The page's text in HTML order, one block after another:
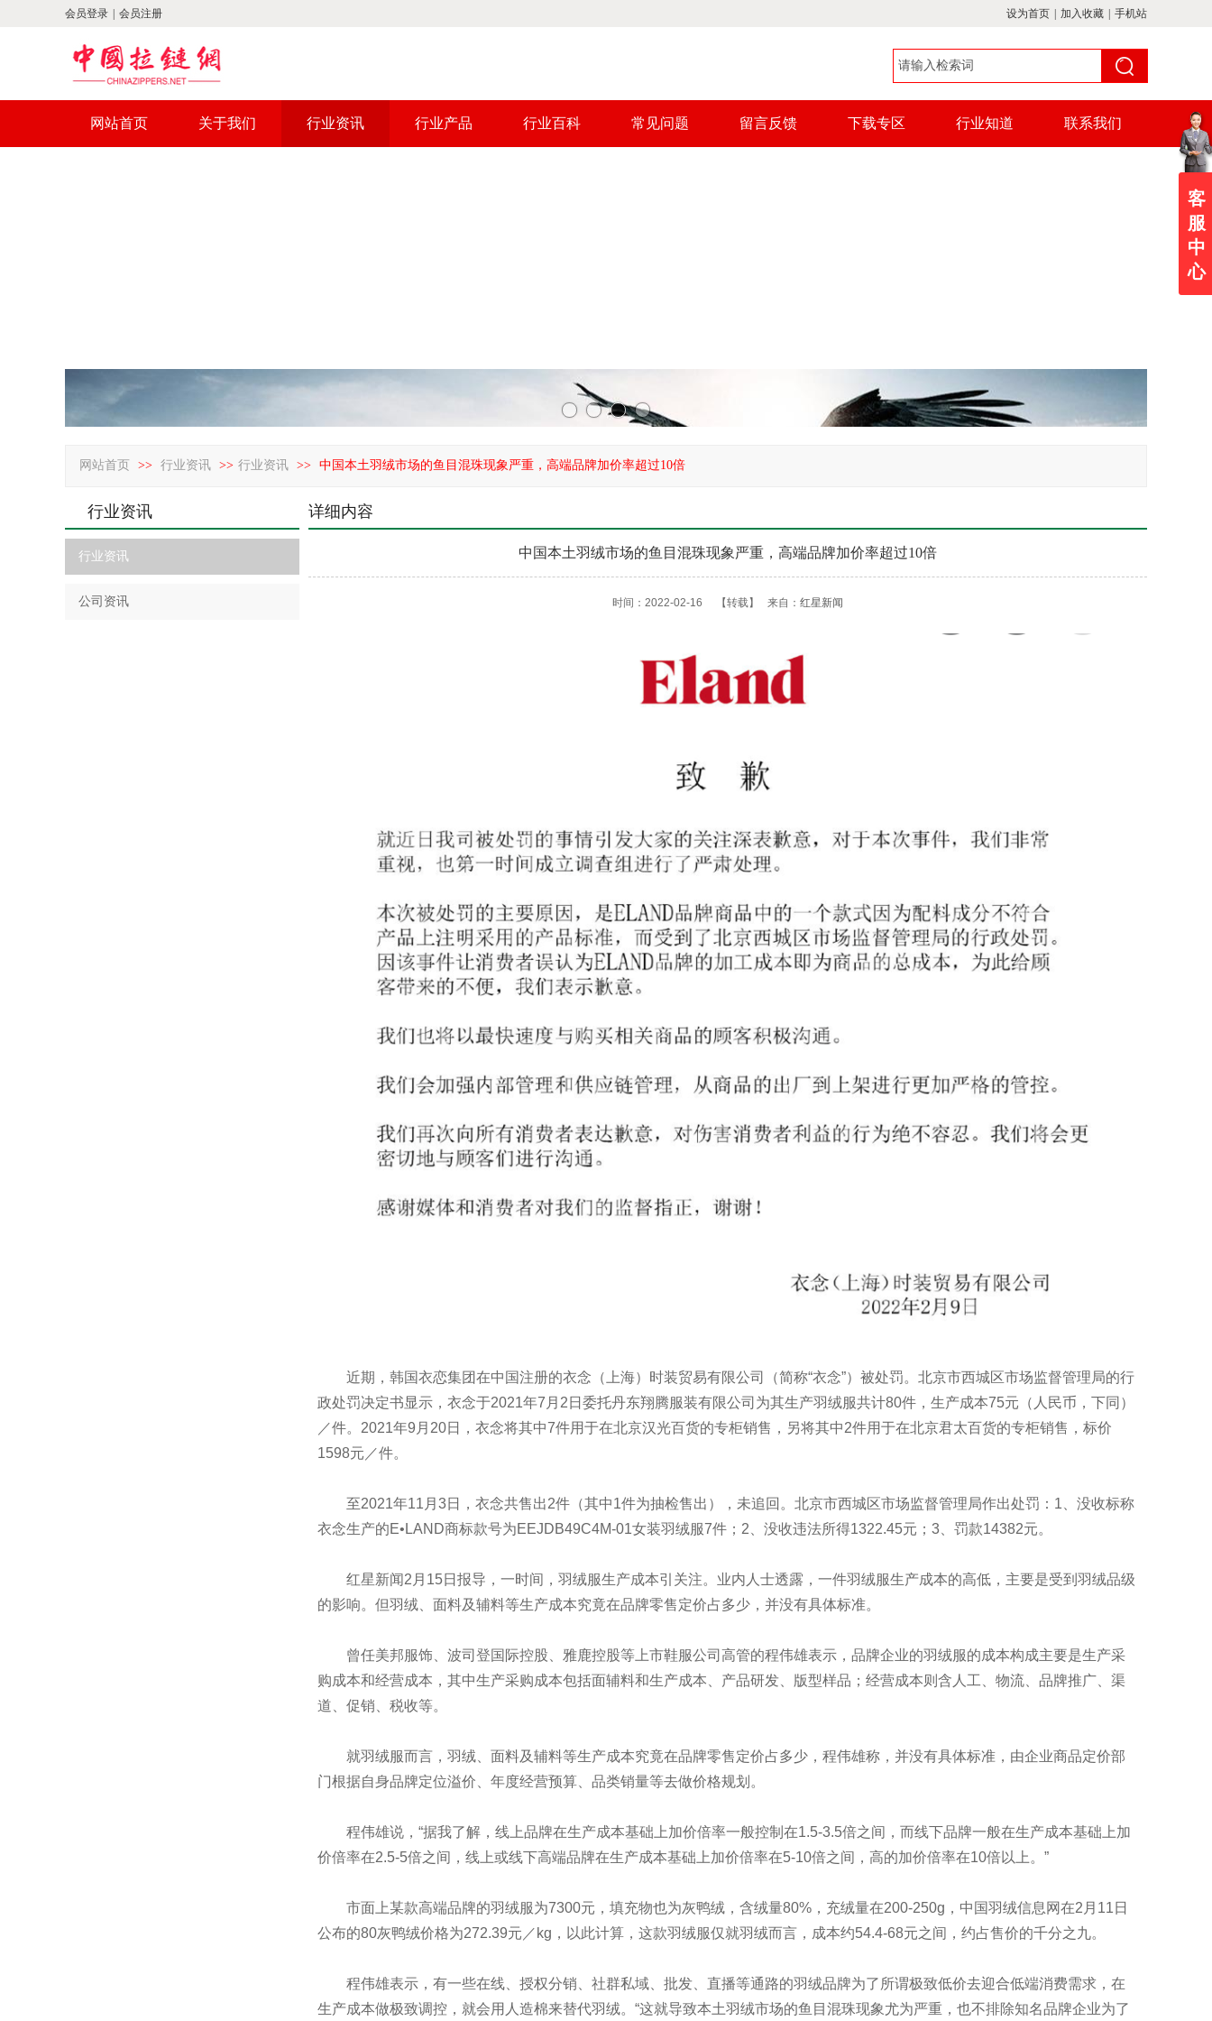
会员登录 会员注册 设为首页 加入收藏 手机站
网站首页 关于我们 行业资讯 行业产品 行业百科 常见问题 留言反馈 下载专区 行业知道 联系我们
网站首页 >> 行业资讯 >> 行业资讯 >> 中国本土羽绒市场的鱼目混珠现象严重，高端品牌加价率超过10倍
行业资讯
行业资讯
公司资讯
详细内容
中国本土羽绒市场的鱼目混珠现象严重，高端品牌加价率超过10倍
时间：2022-02-16 【转载】 来自： 红星新闻
近期，韩国衣恋集团在中国注册的衣念（上海）时装贸易有限公司（简称“衣念”）被处罚。北京市西城区市场监督管理局的行
政处罚决定书显示，衣念于2021年7月2日委托丹东翔腾服装有限公司为其生产羽绒服共计80件，生产成本75元（人民币，下同）
／件。2021年9月20日，衣念将其中7件用于在北京汉光百货的专柜销售，另将其中2件用于在北京君太百货的专柜销售，标价
1598元／件。
至2021年11月3日，衣念共售出2件（其中1件为抽检售出），未追回。北京市西城区市场监督管理局作出处罚：1、没收标称
衣念生产的E•LAND商标款号为EEJDB49C4M-01女装羽绒服7件；2、没收违法所得1322.45元；3、罚款14382元。
红星新闻2月15日报导，一时间，羽绒服生产成本引关注。业内人士透露，一件羽绒服生产成本的高低，主要是受到羽绒品级
的影响。但羽绒、面料及辅料等生产成本究竟在品牌零售定价占多少，并没有具体标准。
曾任美邦服饰、波司登国际控股、雅鹿控股等上市鞋服公司高管的程伟雄表示，品牌企业的羽绒服的成本构成主要是生产采
购成本和经营成本，其中生产采购成本包括面辅料和生产成本、产品研发、版型样品；经营成本则含人工、物流、品牌推广、渠
道、促销、税收等。
就羽绒服而言，羽绒、面料及辅料等生产成本究竟在品牌零售定价占多少，程伟雄称，并没有具体标准，由企业商品定价部
门根据自身品牌定位溢价、年度经营预算、品类销量等去做价格规划。
程伟雄说，“据我了解，线上品牌在生产成本基础上加价倍率一般控制在1.5-3.5倍之间，而线下品牌一般在生产成本基础上加
价倍率在2.5-5倍之间，线上或线下高端品牌在生产成本基础上加价倍率在5-10倍之间，高的加价倍率在10倍以上。”
市面上某款高端品牌的羽绒服为7300元，填充物也为灰鸭绒，含绒量80%，充绒量在200-250g，中国羽绒信息网在2月11日
公布的80灰鸭绒价格为272.39元／kg，以此计算，这款羽绒服仅就羽绒而言，成本约54.4-68元之间，约占售价的千分之九。
程伟雄表示，有一些在线、授权分销、社群私域、批发、直播等通路的羽绒品牌为了所谓极致低价去迎合低端消费需求，在
生产成本做极致调控，就会用人造棉来替代羽绒。“这就导致本土羽绒市场的鱼目混珠现象尤为严重，也不排除知名品牌企业为了
客
服
中
心